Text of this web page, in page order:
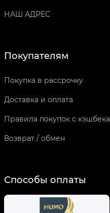
НАШ АДРЕС
Покупателям
Покупка в рассрочку
Доставка и оплата
Правила покупок с кэшбека
Возврат / обмен
Способы оплаты